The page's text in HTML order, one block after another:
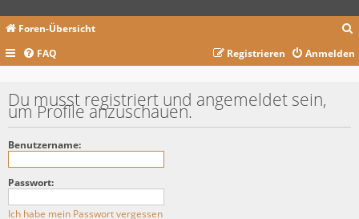
Foren-Übersicht
c
FAQ Anmelden
Registrieren
Du musst registriert und angemeldet sein,
um Profile anzuschauen.
Benutzername:
Passwort:
Ich habe mein Passwort vergessen